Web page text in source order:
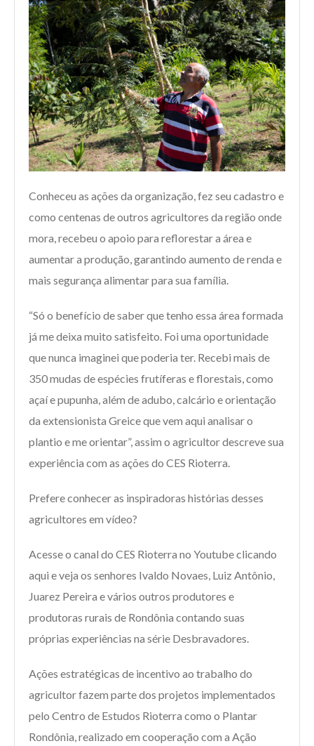
Conheceu as ações da organização, fez seu cadastro e
como centenas de outros agricultores da região onde
mora, recebeu o apoio para reflorestar a área e
aumentar a produção, garantindo aumento de renda e
mais segurança alimentar para sua família.
“Só o benefício de saber que tenho essa área formada
já me deixa muito satisfeito. Foi uma oportunidade
que nunca imaginei que poderia ter. Recebi mais de
350 mudas de espécies frutíferas e florestais, como
açaí e pupunha, além de adubo, calcário e orientação
da extensionista Greice que vem aqui analisar o
plantio e me orientar”, assim o agricultor descreve sua
experiência com as ações do CES Rioterra.
Prefere conhecer as inspiradoras histórias desses
agricultores em vídeo?
Acesse o canal do CES Rioterra no Youtube clicando
aqui e veja os senhores Ivaldo Novaes, Luiz Antônio,
Juarez Pereira e vários outros produtores e
produtoras rurais de Rondônia contando suas
próprias experiências na série Desbravadores.
Ações estratégicas de incentivo ao trabalho do
agricultor fazem parte dos projetos implementados
pelo Centro de Estudos Rioterra como o Plantar
Rondônia, realizado em cooperação com a Ação